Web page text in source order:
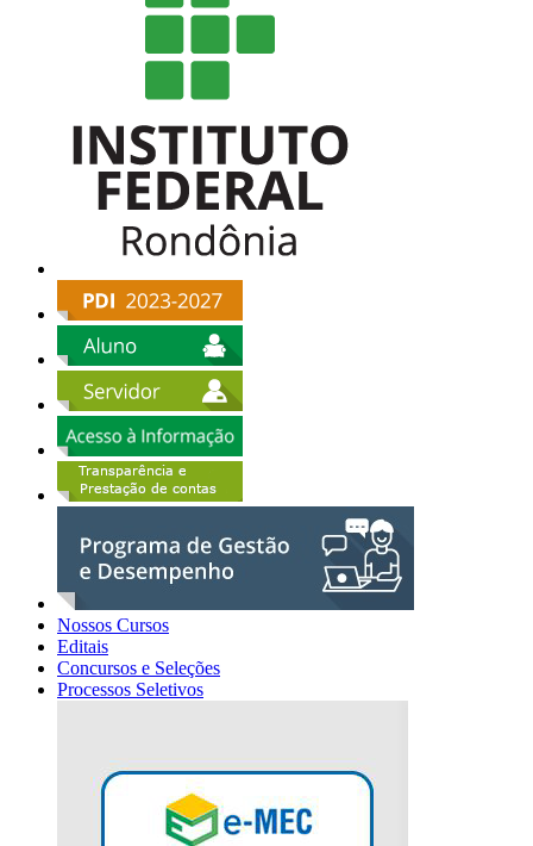
Nossos Cursos
Editais
Concursos e Seleções
Processos Seletivos